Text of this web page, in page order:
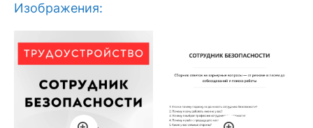
Изображения: